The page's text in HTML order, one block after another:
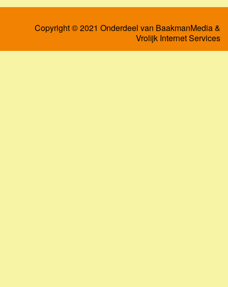
Copyright © 2021 Onderdeel van BaakmanMedia&
Vrolijk Internet Services